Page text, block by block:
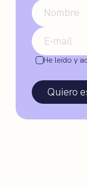
He leído y
Quiero